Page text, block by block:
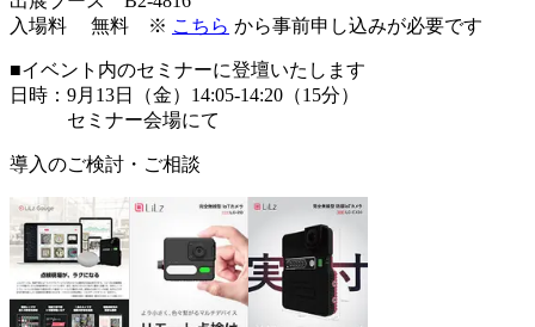
入場料 無料 ※ こちら から事前申し込みが必要です
■イベント内のセミナーに登壇いたします
日時：9月13日（金）14:05-14:20（15分）
セミナー会場にて
導入のご検討・ご相談